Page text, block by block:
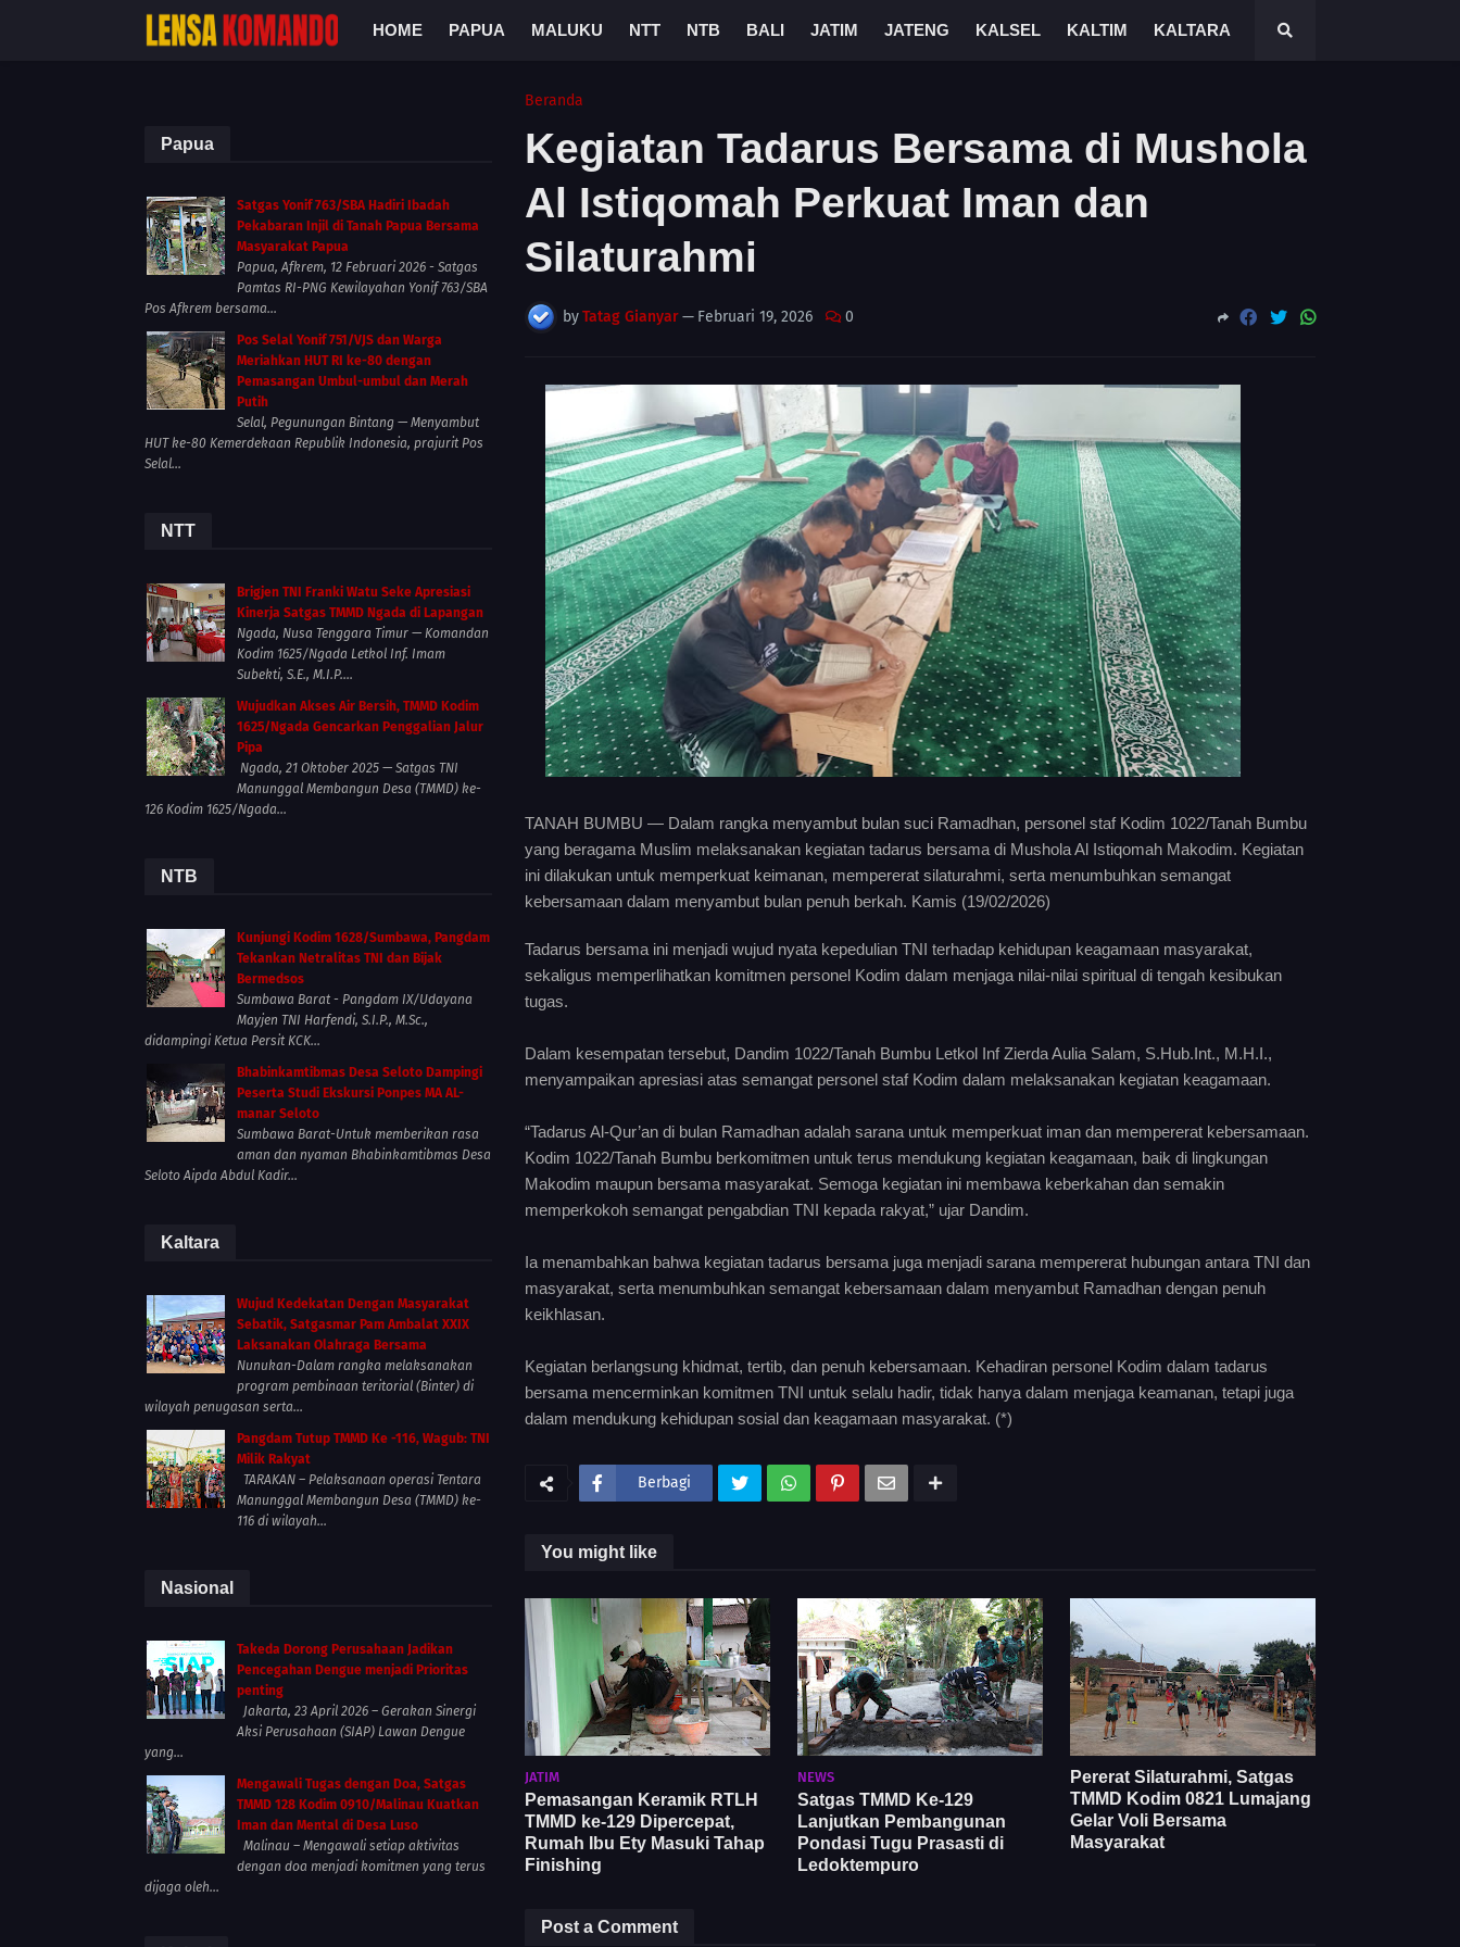
HOME PAPUA MALUKU NTT NTB BALI JATIM JATENG KALSEL KALTIM KALTARA
Beranda
Kegiatan Tadarus Bersama di Mushola
Al Istiqomah Perkuat Iman dan
Silaturahmi
byTatag Gianyar— Februari 19, 2026 0
TANAH BUMBU — Dalam rangka menyambut bulan suci Ramadhan, personel staf Kodim 1022/Tanah Bumbu
yang beragama Muslim melaksanakan kegiatan tadarus bersama di Mushola Al Istiqomah Makodim. Kegiatan
ini dilakukan untuk memperkuat keimanan, mempererat silaturahmi, serta menumbuhkan semangat
kebersamaan dalam menyambut bulan penuh berkah. Kamis (19/02/2026)
Tadarus bersama ini menjadi wujud nyata kepedulian TNI terhadap kehidupan keagamaan masyarakat,
sekaligus memperlihatkan komitmen personel Kodim dalam menjaga nilai-nilai spiritual di tengah kesibukan
tugas.
Dalam kesempatan tersebut, Dandim 1022/Tanah Bumbu Letkol Inf Zierda Aulia Salam, S.Hub.Int., M.H.I.,
menyampaikan apresiasi atas semangat personel staf Kodim dalam melaksanakan kegiatan keagamaan.
“Tadarus Al-Qur’an di bulan Ramadhan adalah sarana untuk memperkuat iman dan mempererat kebersamaan.
Kodim 1022/Tanah Bumbu berkomitmen untuk terus mendukung kegiatan keagamaan, baik di lingkungan
Makodim maupun bersama masyarakat. Semoga kegiatan ini membawa keberkahan dan semakin
memperkokoh semangat pengabdian TNI kepada rakyat,” ujar Dandim.
Ia menambahkan bahwa kegiatan tadarus bersama juga menjadi sarana mempererat hubungan antara TNI dan
masyarakat, serta menumbuhkan semangat kebersamaan dalam menyambut Ramadhan dengan penuh
keikhlasan.
Kegiatan berlangsung khidmat, tertib, dan penuh kebersamaan. Kehadiran personel Kodim dalam tadarus
bersama mencerminkan komitmen TNI untuk selalu hadir, tidak hanya dalam menjaga keamanan, tetapi juga
dalam mendukung kehidupan sosial dan keagamaan masyarakat. (*)
Berbagi
You might like
JATIM
Pemasangan Keramik RTLH
TMMD ke-129 Dipercepat,
Rumah Ibu Ety Masuki Tahap
Finishing
NEWS
Satgas TMMD Ke-129
Lanjutkan Pembangunan
Pondasi Tugu Prasasti di
Ledoktempuro
Pererat Silaturahmi, Satgas
TMMD Kodim 0821 Lumajang
Gelar Voli Bersama
Masyarakat
Post a Comment
Papua
Satgas Yonif 763/SBA Hadiri Ibadah
Pekabaran Injil di Tanah Papua Bersama
Masyarakat Papua
Papua, Afkrem, 12 Februari 2026 - Satgas
Pamtas RI-PNG Kewilayahan Yonif 763/SBA
Pos Afkrem bersama...
Pos Selal Yonif 751/VJS dan Warga
Meriahkan HUT RI ke-80 dengan
Pemasangan Umbul-umbul dan Merah
Putih
Selal, Pegunungan Bintang — Menyambut
HUT ke-80 Kemerdekaan Republik Indonesia, prajurit Pos
Selal...
NTT
Brigjen TNI Franki Watu Seke Apresiasi
Kinerja Satgas TMMD Ngada di Lapangan
Ngada, Nusa Tenggara Timur — Komandan
Kodim 1625/Ngada Letkol Inf. Imam
Subekti, S.E., M.I.P....
Wujudkan Akses Air Bersih, TMMD Kodim
1625/Ngada Gencarkan Penggalian Jalur
Pipa
Ngada, 21 Oktober 2025 — Satgas TNI
Manunggal Membangun Desa (TMMD) ke-
126 Kodim 1625/Ngada...
NTB
Kunjungi Kodim 1628/Sumbawa, Pangdam
Tekankan Netralitas TNI dan Bijak
Bermedsos
Sumbawa Barat - Pangdam IX/Udayana
Mayjen TNI Harfendi, S.I.P., M.Sc.,
didampingi Ketua Persit KCK...
Bhabinkamtibmas Desa Seloto Dampingi
Peserta Studi Ekskursi Ponpes MA AL-
manar Seloto
Sumbawa Barat-Untuk memberikan rasa
aman dan nyaman Bhabinkamtibmas Desa
Seloto Aipda Abdul Kadir...
Kaltara
Wujud Kedekatan Dengan Masyarakat
Sebatik, Satgasmar Pam Ambalat XXIX
Laksanakan Olahraga Bersama
Nunukan-Dalam rangka melaksanakan
program pembinaan teritorial (Binter) di
wilayah penugasan serta...
Pangdam Tutup TMMD Ke -116, Wagub: TNI
Milik Rakyat
TARAKAN – Pelaksanaan operasi Tentara
Manunggal Membangun Desa (TMMD) ke-
116 di wilayah...
Nasional
Takeda Dorong Perusahaan Jadikan
Pencegahan Dengue menjadi Prioritas
penting
Jakarta, 23 April 2026 – Gerakan Sinergi
Aksi Perusahaan (SIAP) Lawan Dengue
yang...
Mengawali Tugas dengan Doa, Satgas
TMMD 128 Kodim 0910/Malinau Kuatkan
Iman dan Mental di Desa Luso
Malinau – Mengawali setiap aktivitas
dengan doa menjadi komitmen yang terus
dijaga oleh...